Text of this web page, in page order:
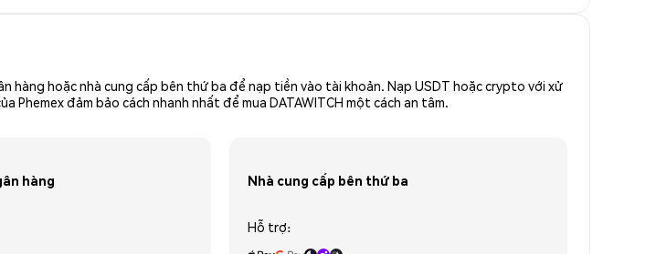
hoặc nhà cung cấp bên thứ ba để nạp tiền vào tài khoản. Nạp USDT hoặc crypto với xử
đảm bảo cách nhanh nhất để mua DATAWITCH một cách an tâm.
hàng Nhà cung cấp bên thứ ba
Hỗ trợ: